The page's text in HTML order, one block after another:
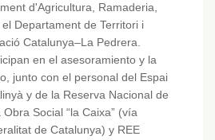
d'Agricultura, Ramaderia,
Departament de Territori i
Catalunya–La Pedrera.
en el asesoramiento y la
junto con el personal del Espai
y de la Reserva Nacional de
Social “la Caixa” (vía
de Catalunya) y REE